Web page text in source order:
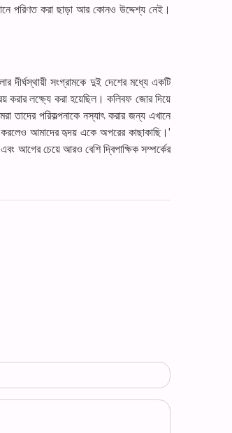
পরিণত করা ছাড়া আর কোনও উদ্দেশ্য নেই।
দীর্ঘস্থায়ী সংগ্রামকে দুই দেশের মধ্যে একটি
করার লক্ষ্যে করা হয়েছিল। কলিবফ জোর দিয়ে
তাদের পরিকল্পনাকে নস্যাৎ করার জন্য এখানে
করলেও আমাদের হৃদয় একে অপরের কাছাকাছি।'
আগের চেয়ে আরও বেশি দ্বিপাক্ষিক সম্পর্কের